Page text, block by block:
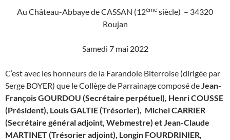
Au Château-Abbaye de CASSAN (12ème siècle) – 34320
Roujan
Samedi 7 mai 2022
C’est avec les honneurs de la Farandole Biterroise (dirigée par
Serge BOYER) que le Collège de Parrainage composé deJean-
François GOURDOU (Secrétaire perpétuel), Henri COUSSE
(Président), Louis GALTIE (Trésorier), Michel CARRIER
(Secrétaire général adjoint, Webmestre) et Jean-Claude
MARTINET (Trésorier adjoint), Longin FOURDRINIER,